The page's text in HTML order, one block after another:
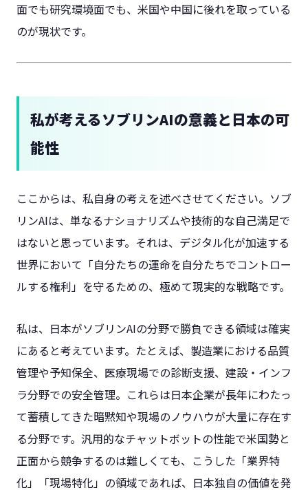
面でも研究環境面でも、米国や中国に後れを取っている
のが現状です。
私が考えるソブリンAIの意義と日本の可
能性
ここからは、私自身の考えを述べさせてください。ソブ
リンAIは、単なるナショナリズムや技術的な自己満足で
はないと思っています。それは、デジタル化が加速する
世界において「自分たちの運命を自分たちでコントロー
ルする権利」を守るための、極めて現実的な戦略です。
私は、日本がソブリンAIの分野で勝負できる領域は確実
にあると考えています。たとえば、製造業における品質
管理や予知保全、医療現場での診断支援、建設・インフ
ラ分野での安全管理。これらは日本企業が長年にわたっ
て蓄積してきた暗黙知や現場のノウハウが大量に存在す
る分野です。汎用的なチャットボットの性能で米国勢と
正面から競争するのは難しくても、こうした「業界特
化」「現場特化」の領域であれば、日本独自の価値を発